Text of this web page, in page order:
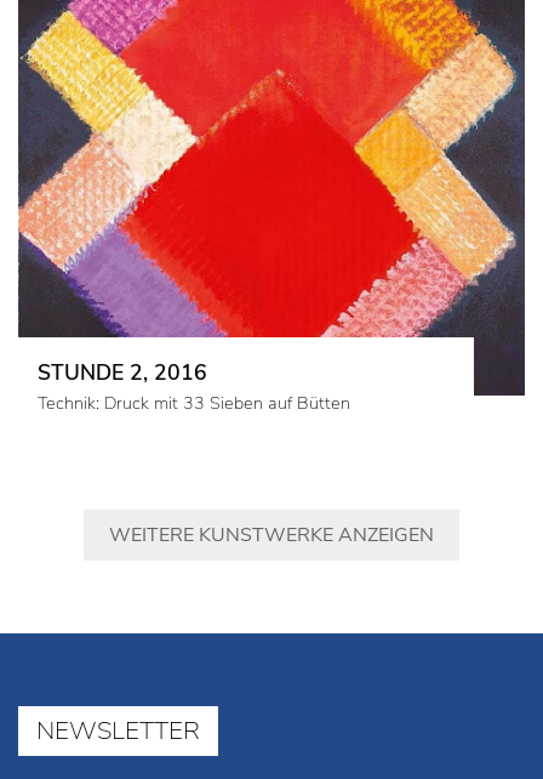
STUNDE 2, 2016
Technik: Druck mit 33 Sieben auf Bütten
WEITERE KUNSTWERKE ANZEIGEN
NEWSLETTER